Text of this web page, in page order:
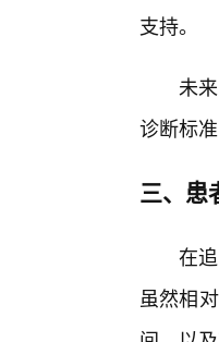
支持。
未
诊断标
三、患
在
虽然相